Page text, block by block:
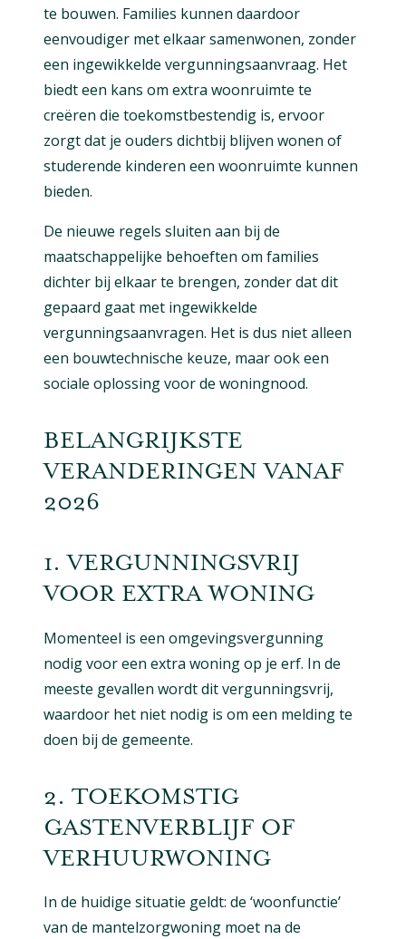
te bouwen. Families kunnen daardoor
eenvoudiger met elkaar samenwonen, zonder
een ingewikkelde vergunningsaanvraag. Het
biedt een kans om extra woonruimte te
creëren die toekomstbestendig is, ervoor
zorgt dat je ouders dichtbij blijven wonen of
studerende kinderen een woonruimte kunnen
bieden.
De nieuwe regels sluiten aan bij de
maatschappelijke behoeften om families
dichter bij elkaar te brengen, zonder dat dit
gepaard gaat met ingewikkelde
vergunningsaanvragen. Het is dus niet alleen
een bouwtechnische keuze, maar ook een
sociale oplossing voor de woningnood.
BELANGRIJKSTE
VERANDERINGEN VANAF
2026
1. VERGUNNINGSVRIJ
VOOR EXTRA WONING
Momenteel is een omgevingsvergunning
nodig voor een extra woning op je erf. In de
meeste gevallen wordt dit vergunningsvrij,
waardoor het niet nodig is om een melding te
doen bij de gemeente.
2. TOEKOMSTIG
GASTENVERBLIJF OF
VERHUURWONING
In de huidige situatie geldt: de ‘woonfunctie’
van de mantelzorgwoning moet na de